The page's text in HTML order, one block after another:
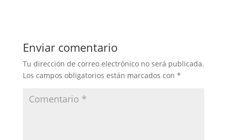
Enviar comentario
Tu dirección de correo electrónico no será publicada.
Los campos obligatorios están marcados con *